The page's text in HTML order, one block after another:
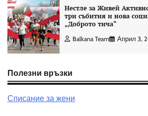
Нестле за Живей
три събития и нова
„Доброто тича“
Balkana Team Април 3,
Полезни връзки
Списание за жени